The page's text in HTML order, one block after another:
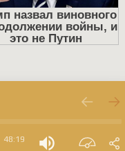
48:19